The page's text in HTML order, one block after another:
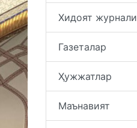
Хидоят журнали
Газеталар
Ҳужжатлар
Маънавият